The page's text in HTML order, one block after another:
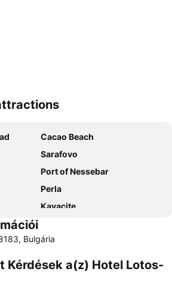
Cacao Beach
Sarafovo
Port of Nessebar
Perla
Kavacite
Lesopark Slanchev bryag
Silistar Beach
Bulgária
Kérdések a(z) Hotel Lotos-